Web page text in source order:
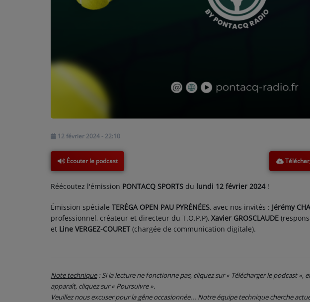
CRÉATIONS AUDIOVISUELLES
VIDÉOS | JEUX
12 février 2024 - 22:10
Écouter le podcast
Réécoutez l'émission PONTACQ SPORTS du lundi 12 février 2024!
Émission spéciale TERÉGA OPEN PAU PYRÉNÉES, avec nos invités : Jérémy
professionnel, créateur et directeur du T.O.P.P), Xavier GROSCLAUDE
et Line VERGEZ-COURET (chargée de communication digitale).
Note technique: Si la lecture ne fonctionne pas, cliquez sur « Télécharger le podcast »,
apparaît, cliquez sur « Poursuivre ».
Veuillez nous excuser pour la gêne occasionnée... Notre équipe technique cherche